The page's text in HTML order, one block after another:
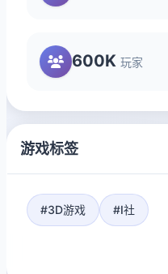
600K 玩家
游戏标签
#3D游戏 #I社